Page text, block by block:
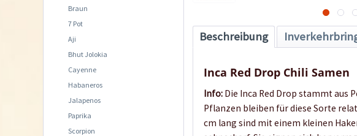
Braun
7 Pot
Aji
Bhut Jolokia
Cayenne
Habaneros
Jalapenos
Paprika
Scorpion
Beschreibung
Inca Red Drop Chili Samen
Info: Die Inca Red Drop stammt aus
Pflanzen bleiben für diese Sorte
cm lang sind mit einem kleinen